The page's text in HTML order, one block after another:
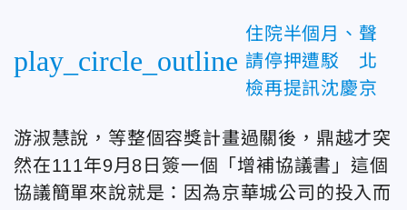
play_circle_outline
住院半個月、聲
請停押遭駁 北
檢再提訊沈慶京
游淑慧說，等整個容獎計畫過關後，鼎越才突
然在111年9月8日簽一個「增補協議書」這個
協議簡單來說就是：因為京華城公司的投入而